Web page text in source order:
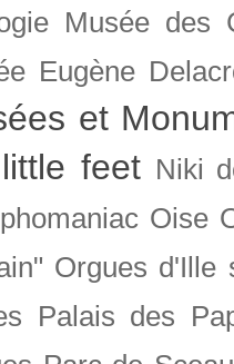
Musée des
Eugène
et
feet Niki
Oise
Orgues d'Ille
Palais des